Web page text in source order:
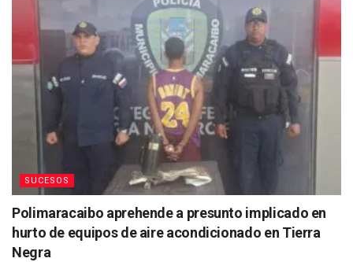
SUCESOS
Polimaracaibo aprehende a presunto implicado en
hurto de equipos de aire acondicionado en Tierra
Negra